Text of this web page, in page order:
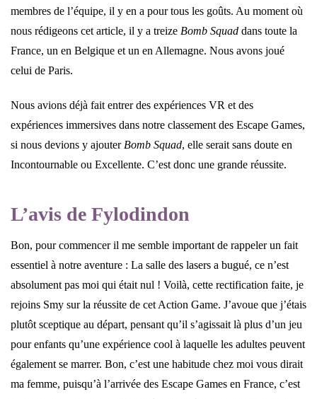
membres de l’équipe, il y en a pour tous les goûts. Au moment où
nous rédigeons cet article, il y a treize Bomb Squad dans toute la
France, un en Belgique et un en Allemagne. Nous avons joué
celui de Paris.
Nous avions déjà fait entrer des expériences VR et des
expériences immersives dans notre classement des Escape Games,
si nous devions y ajouter Bomb Squad, elle serait sans doute en
Incontournable ou Excellente. C’est donc une grande réussite.
L’avis de Fylodindon
Bon, pour commencer il me semble important de rappeler un fait
essentiel à notre aventure : La salle des lasers a bugué, ce n’est
absolument pas moi qui était nul ! Voilà, cette rectification faite, je
rejoins Smy sur la réussite de cet Action Game. J’avoue que j’étais
plutôt sceptique au départ, pensant qu’il s’agissait là plus d’un jeu
pour enfants qu’une expérience cool à laquelle les adultes peuvent
également se marrer. Bon, c’est une habitude chez moi vous dirait
ma femme, puisqu’à l’arrivée des Escape Games en France, c’est